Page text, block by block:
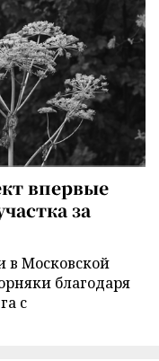
впервые
за
в Московской
благодаря
с